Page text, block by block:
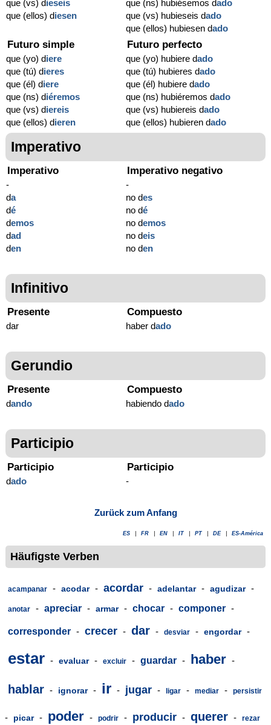
que (vs) dieseis
que (ellos) diesen
que (ns) hubiésemos dado
que (vs) hubieseis dado
que (ellos) hubiesen dado
Futuro simple
que (yo) diere
que (tú) dieres
que (él) diere
que (ns) diéremos
que (vs) diereis
que (ellos) dieren
Futuro perfecto
que (yo) hubiere dado
que (tú) hubieres dado
que (él) hubiere dado
que (ns) hubiéremos dado
que (vs) hubiereis dado
que (ellos) hubieren dado
Imperativo
Imperativo
-
da
dé
demos
dad
den
Imperativo negativo
-
no des
no dé
no demos
no deis
no den
Infinitivo
Presente
dar
Compuesto
haber dado
Gerundio
Presente
dando
Compuesto
habiendo dado
Participio
Participio
dado
Participio
-
Zurück zum Anfang
ES FR EN IT PT DE ES-América
Häufigste Verben
acampanar - acodar - acordar - adelantar - agudizar -
anotar - apreciar - armar - chocar - componer -
corresponder - crecer - dar - desviar - engordar -
estar - evaluar - excluir - guardar - haber -
hablar - ignorar - ir - jugar - ligar - mediar - persistir
- picar - poder - podrir - producir - querer - rezar